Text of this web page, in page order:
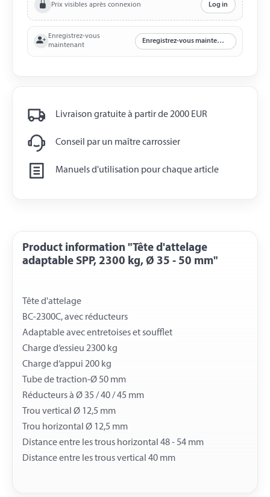
Prix visibles après connexion Log in
Enregistrez-vous
maintenant
Enregistrez-vous maintenant
Livraison gratuite à partir de 2000 EUR
Conseil par un maître carrossier
Manuels d'utilisation pour chaque article
Product information "Tête d'attelage
adaptable SPP, 2300 kg, Ø 35 - 50 mm"
Tête d'attelage
BC-2300C, avec réducteurs
Adaptable avec entretoises et soufflet
Charge d‘essieu 2300 kg
Charge d‘appui 200 kg
Tube de traction-Ø 50 mm
Réducteurs à Ø 35 / 40 / 45 mm
Trou vertical Ø 12,5 mm
Trou horizontal Ø 12,5 mm
Distance entre les trous horizontal 48 - 54 mm